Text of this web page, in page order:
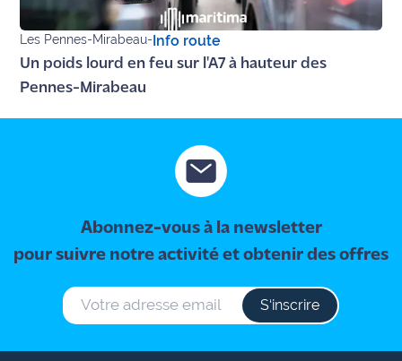
Ecouter
et voir
Maritima
Qui
Recrutement
légales
générales
Les Pennes-Mirabeau-Info route
Un poids lourd en feu sur l'A7 à hauteur des
Pennes-Mirabeau
Abonnez-vous à la newsletter
pour suivre notre activité et obtenir des offres
S‘inscrire